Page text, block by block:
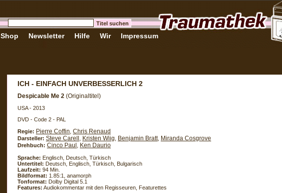
Shop Newsletter Hilfe Wir Impressum
ICH - EINFACH UNVERBESSERLICH 2
Despicable Me 2 (Originaltitel)
USA - 2013
DVD - Code 2 - PAL
Regie: Pierre Coffin Chris Renaud
Darsteller: Steve Carell Kristen Wiig Benjamin Bratt, Miranda Cosgrove
Drehbuch: Cinco Paul Ken Daurio
Sprache: Englisch, Deutsch, Türkisch
Untertitel: Deutsch, Englisch, Türkisch, Bulgarisch
Laufzeit: 94 Min.
Bildformat: 1.85:1, anamorph
Tonformat: Dolby Digital 5.1
Features: Audiokommentar mit den Regisseuren, Featurettes